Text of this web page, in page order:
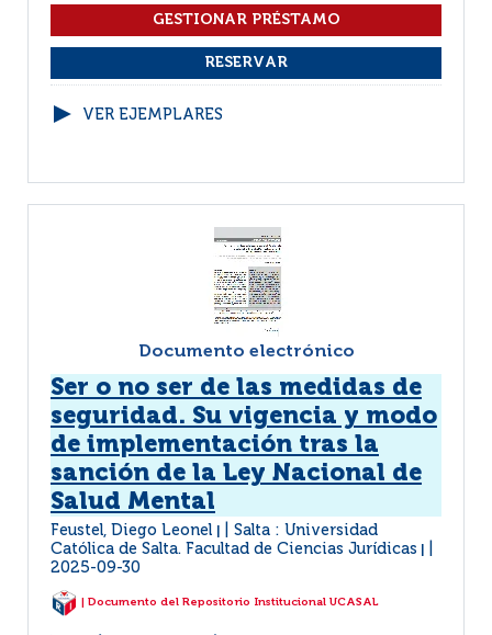
VER EJEMPLARES
Documento electrónico
Ser o no ser de las medidas de
seguridad. Su vigencia y modo
de implementación tras la
sanción de la Ley Nacional de
Salud Mental
Feustel, Diego Leonel
Salta : Universidad
Católica de Salta. Facultad de Ciencias Jurídicas
2025-09-30
| Documento del Repositorio Institucional UCASAL